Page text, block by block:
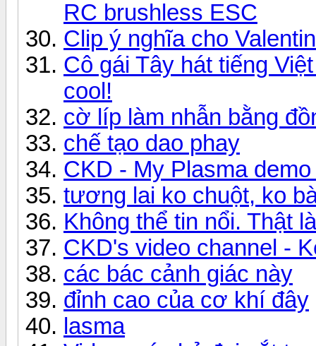
RC brushless ESC
Clip ý nghĩa cho
Cô gái Tây hát tiếng
cool!
cờ líp làm nhẫn bằng
chế tạo dao phay
CKD - My Plasma
tương lai ko chuột, ko
Không thể tin nổi. Thật
CKD's video channel -
các bác cảnh giác này
đỉnh cao của cơ khí đây
lasma